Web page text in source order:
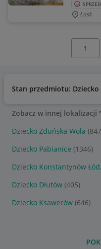
Łask
Stan przedmiotu: Dziecko
Zobacz w innej lokalizacji
Dziecko Zduńska Wola
Dziecko Pabianice (1346)
Dziecko Konstantynów
Dziecko Dłutów (405)
Dziecko Ksawerów (646)